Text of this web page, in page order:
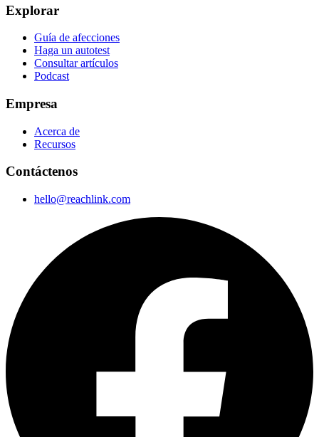
Explorar
Guía de afecciones
Haga un autotest
Consultar artículos
Podcast
Empresa
Acerca de
Recursos
Contáctenos
hello@reachlink.com